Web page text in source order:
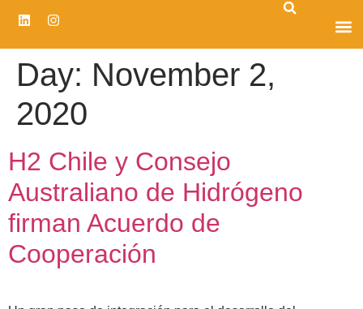
Day: November 2,
2020
H2 Chile y Consejo
Australiano de Hidrógeno
firman Acuerdo de
Cooperación